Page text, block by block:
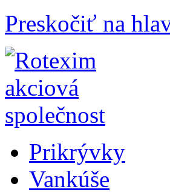
Preskočiť na
Prikrývky
Vankúše